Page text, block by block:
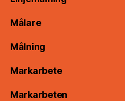
Målare
Målning
Markarbete
Markarbeten